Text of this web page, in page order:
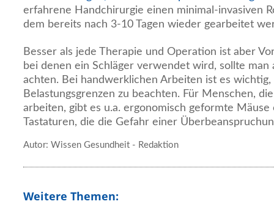
erfahrene Handchirurgie einen minimal-invasiven
dem bereits nach 3-10 Tagen wieder gearbeitet
Besser als jede Therapie und Operation ist aber
bei denen ein Schläger verwendet wird, sollte man
achten. Bei handwerklichen Arbeiten ist es wichtig,
Belastungsgrenzen zu beachten. Für Menschen,
arbeiten, gibt es u.a. ergonomisch geformte Mäuse
Tastaturen, die die Gefahr einer
Autor: Wissen Gesundheit - Redaktion
Weitere Themen: